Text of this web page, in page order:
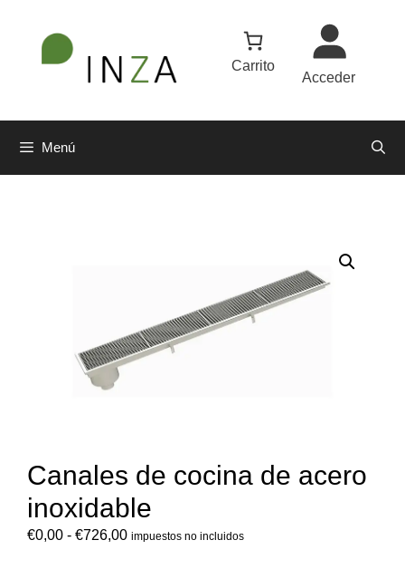
Carrito
Acceder
Menú
Canales de cocina de acero
inoxidable
€0,00 - €726,00 impuestos no incluidos